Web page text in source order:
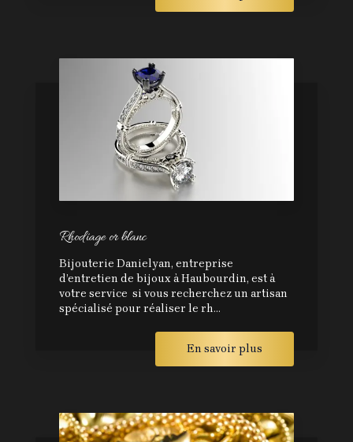
Rhodiage or blanc
Bijouterie Danielyan, entreprise
d’entretien de bijoux à Haubourdin, est à
votre service si vous recherchez un artisan
spécialisé pour réaliser le rh...
En savoir plus